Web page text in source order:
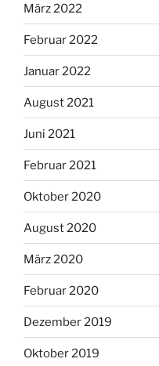
März 2022
Februar 2022
Januar 2022
August 2021
Juni 2021
Februar 2021
Oktober 2020
August 2020
März 2020
Februar 2020
Dezember 2019
Oktober 2019